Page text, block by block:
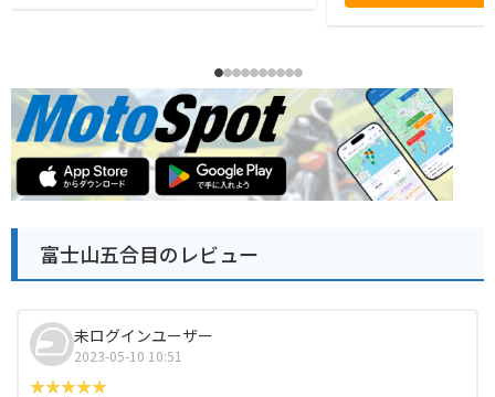
富士山五合目のレビュー
未ログインユーザー
2023-05-10 10:51